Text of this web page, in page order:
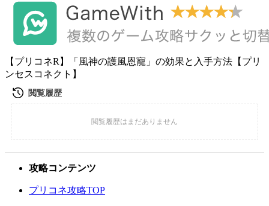
【プリコネR】「風神の護風恩寵」の効果と入手方法【プリ
ンセスコネクト】
攻略コンテンツ
プリコネ攻略TOP